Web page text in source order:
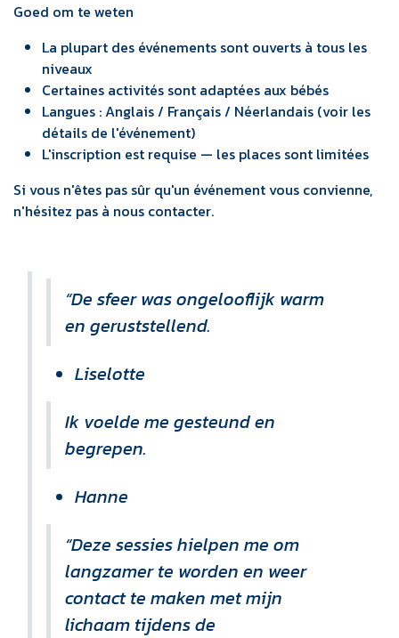
Goed om te weten
La plupart des événements sont ouverts à tous les
niveaux
Certaines activités sont adaptées aux bébés
Langues : Anglais / Français / Néerlandais (voir les
détails de l'événement)
L'inscription est requise — les places sont limitées
Si vous n'êtes pas sûr qu'un événement vous convienne,
n'hésitez pas à nous contacter.
“De sfeer was ongelooflijk warm
en geruststellend.
Liselotte
Ik voelde me gesteund en
begrepen.
Hanne
“Deze sessies hielpen me om
langzamer te worden en weer
contact te maken met mijn
lichaam tijdens de